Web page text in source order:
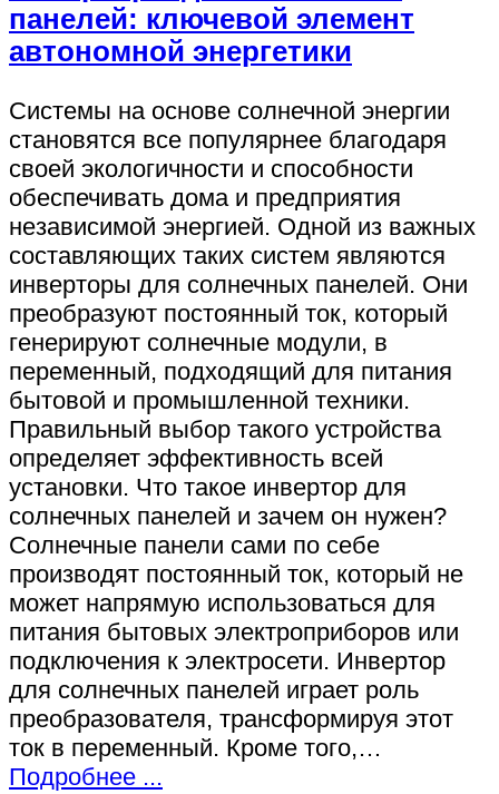
панелей: ключевой элемент
автономной энергетики
Системы на основе солнечной энергии
становятся все популярнее благодаря
своей экологичности и способности
обеспечивать дома и предприятия
независимой энергией. Одной из важных
составляющих таких систем являются
инверторы для солнечных панелей. Они
преобразуют постоянный ток, который
генерируют солнечные модули, в
переменный, подходящий для питания
бытовой и промышленной техники.
Правильный выбор такого устройства
определяет эффективность всей
установки. Что такое инвертор для
солнечных панелей и зачем он нужен?
Солнечные панели сами по себе
производят постоянный ток, который не
может напрямую использоваться для
питания бытовых электроприборов или
подключения к электросети. Инвертор
для солнечных панелей играет роль
преобразователя, трансформируя этот
ток в переменный. Кроме того,…
Подробнее ...